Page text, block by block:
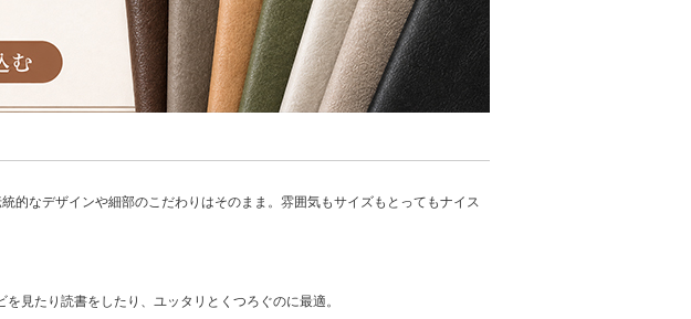
的なデザインや細部のこだわりはそのまま。雰囲気もサイズもとってもナイス
見たり読書をしたり、ユッタリとくつろぐのに最適。